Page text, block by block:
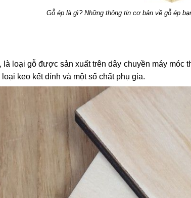
Gỗ ép là gì? Những thông tin cơ bản về gỗ ép
loại gỗ được sản xuất trên dây chuyền máy
keo kết dính và một số chất phụ gia.